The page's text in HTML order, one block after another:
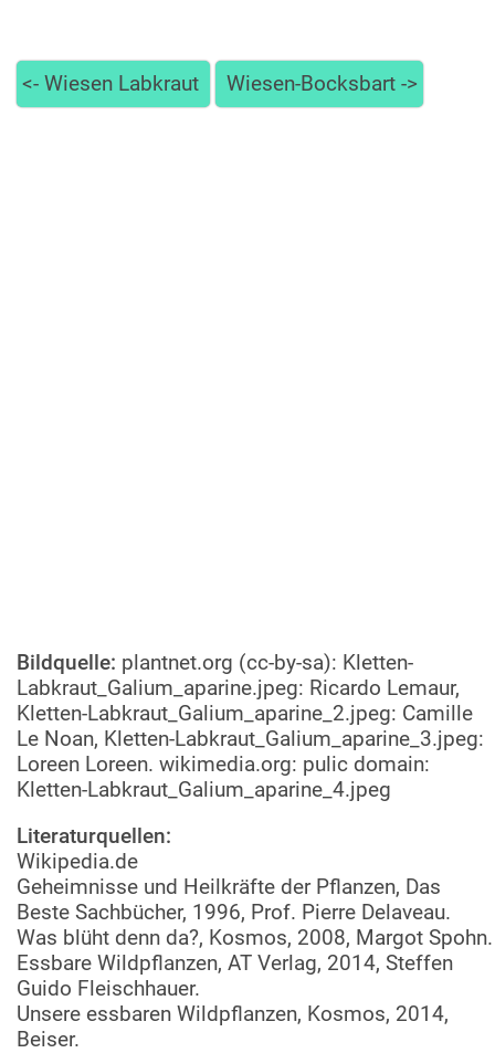
<- Wiesen Labkraut Wiesen-Bocksbart ->
Bildquelle: plantnet.org (cc-by-sa): Kletten-
Labkraut_Galium_aparine.jpeg: Ricardo Lemaur,
Kletten-Labkraut_Galium_aparine_2.jpeg: Camille
Le Noan, Kletten-Labkraut_Galium_aparine_3.jpeg:
Loreen Loreen. wikimedia.org: pulic domain:
Kletten-Labkraut_Galium_aparine_4.jpeg
Literaturquellen:
Wikipedia.de
Geheimnisse und Heilkräfte der Pflanzen, Das
Beste Sachbücher, 1996, Prof. Pierre Delaveau.
Was blüht denn da?, Kosmos, 2008, Margot Spohn.
Essbare Wildpflanzen, AT Verlag, 2014, Steffen
Guido Fleischhauer.
Unsere essbaren Wildpflanzen, Kosmos, 2014,
Beiser.